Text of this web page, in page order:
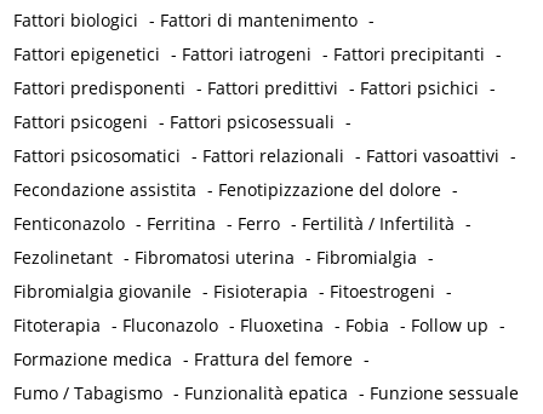
Fattori biologici - Fattori di mantenimento -
Fattori epigenetici - Fattori iatrogeni - Fattori precipitanti -
Fattori predisponenti - Fattori predittivi - Fattori psichici -
Fattori psicogeni - Fattori psicosessuali -
Fattori psicosomatici - Fattori relazionali - Fattori vasoattivi -
Fecondazione assistita - Fenotipizzazione del dolore -
Fenticonazolo - Ferritina - Ferro - Fertilità / Infertilità -
Fezolinetant - Fibromatosi uterina - Fibromialgia -
Fibromialgia giovanile - Fisioterapia - Fitoestrogeni -
Fitoterapia - Fluconazolo - Fluoxetina - Fobia - Follow up -
Formazione medica - Frattura del femore -
Fumo / Tabagismo - Funzionalità epatica - Funzione sessuale